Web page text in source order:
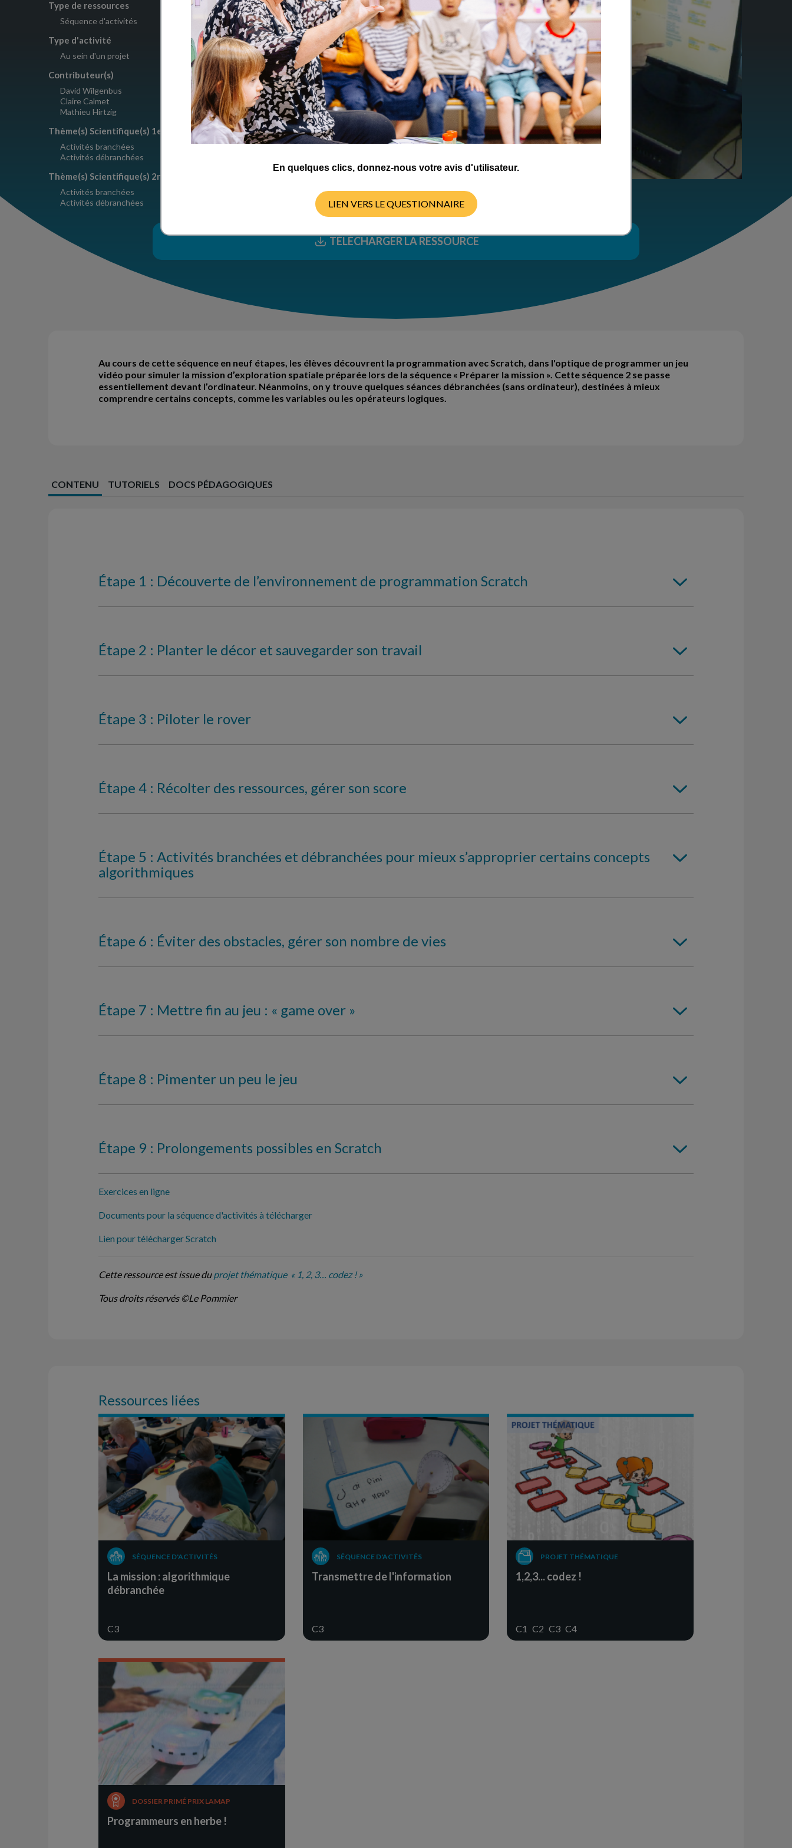
Type de ressources
Séquence d'activités
Type d'activité
Au sein d'un projet
Contributeur(s)
David Wilgenbus
Claire Calmet
Mathieu Hirtzig
Thème(s) Scientifique(s) 1er degré
Activités branchées
Activités débranchées
Thème(s) Scientifique(s) 2nd degré
Activités branchées
Activités débranchées
Nombre d'activités
6 à 7 séances d'1h
Crédits
Le Pommier
TÉLÉCHARGER LA RESSOURCE
Au cours de cette séquence en neuf étapes, les élèves découvrent la programmation avec Scratch, dans l'optique de programmer un jeu
vidéo pour simuler la mission d’exploration spatiale préparée lors de la séquence « Préparer la mission ». Cette séquence 2 se passe
essentiellement devant l’ordinateur. Néanmoins, on y trouve quelques séances débranchées (sans ordinateur), destinées à mieux
comprendre certains concepts, comme les variables ou les opérateurs logiques.
CONTENU TUTORIELS DOCS PÉDAGOGIQUES
Étape 1 : Découverte de l’environnement de programmation Scratch
Étape 2 : Planter le décor et sauvegarder son travail
Étape 3 : Piloter le rover
Étape 4 : Récolter des ressources, gérer son score
Étape 5 : Activités branchées et débranchées pour mieux s’approprier certains concepts
algorithmiques
Étape 6 : Éviter des obstacles, gérer son nombre de vies
Étape 7 : Mettre fin au jeu : « game over »
Étape 8 : Pimenter un peu le jeu
Étape 9 : Prolongements possibles en Scratch
Exercices en ligne
Documents pour la séquence d'activités à télécharger
Lien pour télécharger Scratch
Cette ressource est issue duprojet thématique « 1, 2, 3… codez ! »
Tous droits réservés ©Le Pommier
Ressources liées
SÉQUENCE D'ACTIVITÉS
La mission : algorithmique
débranchée
C3
SÉQUENCE D'ACTIVITÉS
Transmettre de l'information
C3
PROJET THÉMATIQUE
1,2,3... codez !
C1 C2 C3 C4
DOSSIER PRIMÉ PRIX LAMAP
Programmeurs en herbe !
En quelques clics, donnez-nous votre avis d'utilisateur.
LIEN VERS LE QUESTIONNAIRE